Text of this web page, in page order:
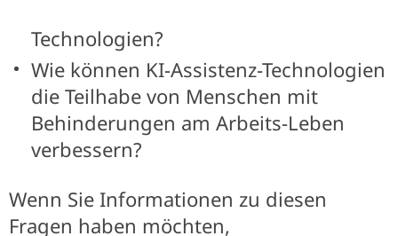
Technologien?
Wie können KI-Assistenz-Technologien
die Teilhabe von Menschen mit
Behinderungen am Arbeits-Leben
verbessern?
Wenn Sie Informationen zu diesen
Fragen haben möchten,